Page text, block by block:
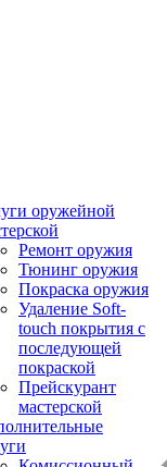
оружейной
Ремонт оружия
Тюнинг оружия
Покраска оружия
Удаление Soft-
touch покрытия с
последующей
покраской
Прейскурант
мастерской